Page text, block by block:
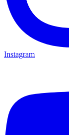
Instagram